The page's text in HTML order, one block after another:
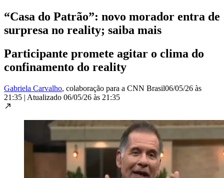
“Casa do Patrão”: novo morador entra de
surpresa no reality; saiba mais
Participante promete agitar o clima do
confinamento do reality
Gabriela Carvalho, colaboração para a CNN Brasil06/05/26 às
21:35 | Atualizado 06/05/26 às 21:35